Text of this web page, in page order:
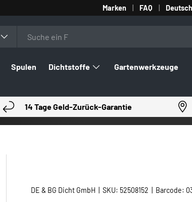
Marken FAQ Land/
Spulen Dichtstoffe Gartenwerkzeuge
14 Tage Geld-Zurück-Garantie
DE & BG Dicht GmbH |SKU: 52508152 Barcode: